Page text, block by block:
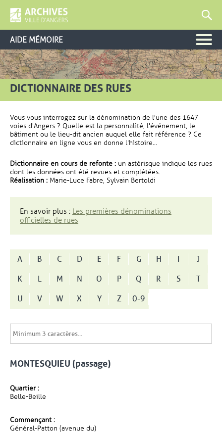
AIDE MÉMOIRE
DICTIONNAIRE DES RUES
Vous vous interrogez sur la dénomination de l'une des 1647
voies d'Angers ? Quelle est la personnalité, l'événement, le
bâtiment ou le lieu-dit ancien auquel elle fait référence ? Ce
dictionnaire en ligne vous en donne l'histoire...
Dictionnaire en cours de refonte : un astérisque indique les rues
dont les données ont été revues et complétées.
Réalisation : Marie-Luce Fabre, Sylvain Bertoldi
En savoir plus : Les premières dénominations
officielles de rues
A B C D E F G H I
J
K
L M N O P Q R S
T
U
V W X Y Z 0-9
MONTESQUIEU (passage)
Quartier :
Belle-Beille
Commençant :
Général-Patton (avenue du)